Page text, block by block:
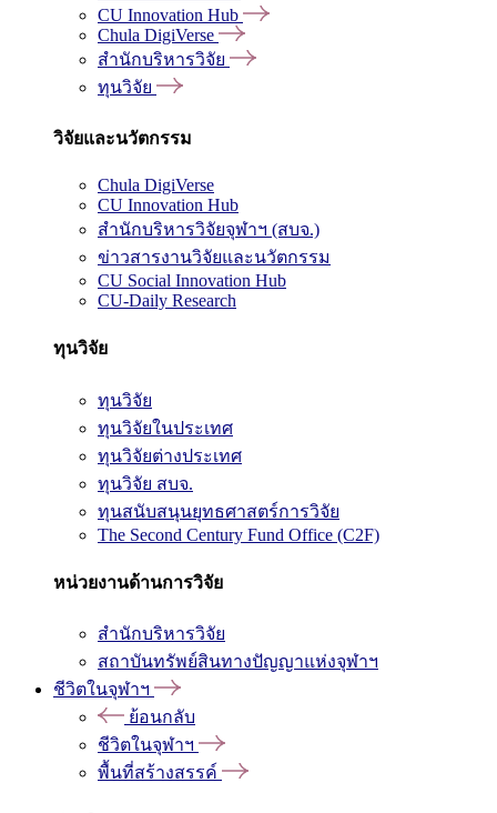
CU Innovation Hub
Chula DigiVerse
สำนักบริหารวิจัย
ทุนวิจัย
วิจัยและนวัตกรรม
Chula DigiVerse
CU Innovation Hub
สำนักบริหารวิจัยจุฬาฯ (สบจ.)
ข่าวสารงานวิจัยและนวัตกรรม
CU Social Innovation Hub
CU-Daily Research
ทุนวิจัย
ทุนวิจัย
ทุนวิจัยในประเทศ
ทุนวิจัยต่างประเทศ
ทุนวิจัย สบจ.
ทุนสนับสนุนยุทธศาสตร์การวิจัย
The Second Century Fund Office (C2F)
หน่วยงานด้านการวิจัย
สำนักบริหารวิจัย
สถาบันทรัพย์สินทางปัญญาแห่งจุฬาฯ
ชีวิตในจุฬาฯ
ย้อนกลับ
ชีวิตในจุฬาฯ
พื้นที่สร้างสรรค์